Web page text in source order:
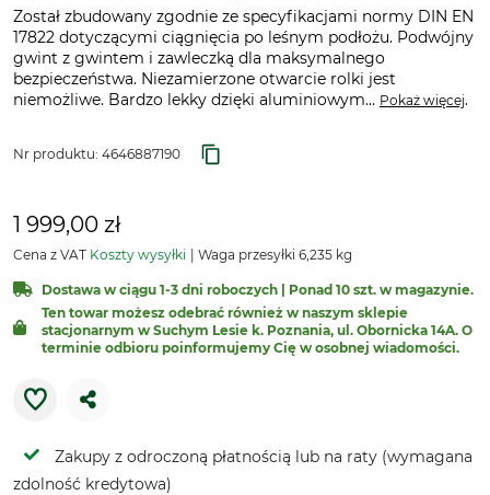
Został zbudowany zgodnie ze specyfikacjami normy DIN EN
17822 dotyczącymi ciągnięcia po leśnym podłożu. Podwójny
gwint z gwintem i zawleczką dla maksymalnego
bezpieczeństwa. Niezamierzone otwarcie rolki jest
niemożliwe. Bardzo lekky dzięki aluminiowym... Pokaż więcej.
Nr produktu: 4646887190
1 999,00 zł
Cena z VAT Koszty wysyłki Waga przesyłki 6,235 kg
Dostawa w ciągu 1-3 dni roboczych | Ponad 10 szt. w magazynie.
Ten towar możesz odebrać również w naszym sklepie
stacjonarnym w Suchym Lesie k. Poznania, ul. Obornicka 14A. O
terminie odbioru poinformujemy Cię w osobnej wiadomości.
Zakupy z odroczoną płatnością lub na raty (wymagana
zdolność kredytowa)